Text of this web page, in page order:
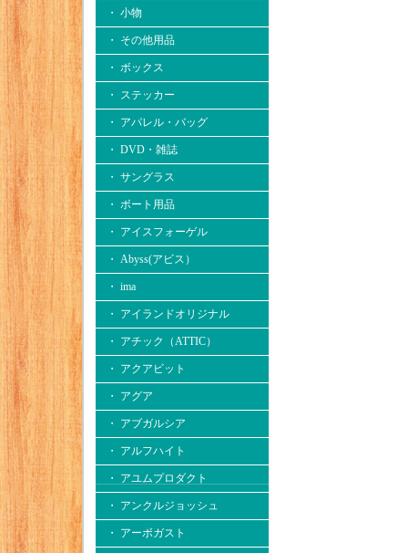
・ 小物
・ その他用品
・ ボックス
・ ステッカー
・ アパレル・バッグ
・ DVD・雑誌
・ サングラス
・ ボート用品
・ アイスフォーゲル
・ Abyss(アビス）
・ ima
・ アイランドオリジナル
・ アチック（ATTIC）
・ アクアビット
・ アグア
・ アブガルシア
・ アルフハイト
・ アユムプロダクト
・ アンクルジョッシュ
・ アーボガスト